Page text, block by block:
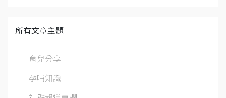
所有文章主題
育兒分享
孕哺知識